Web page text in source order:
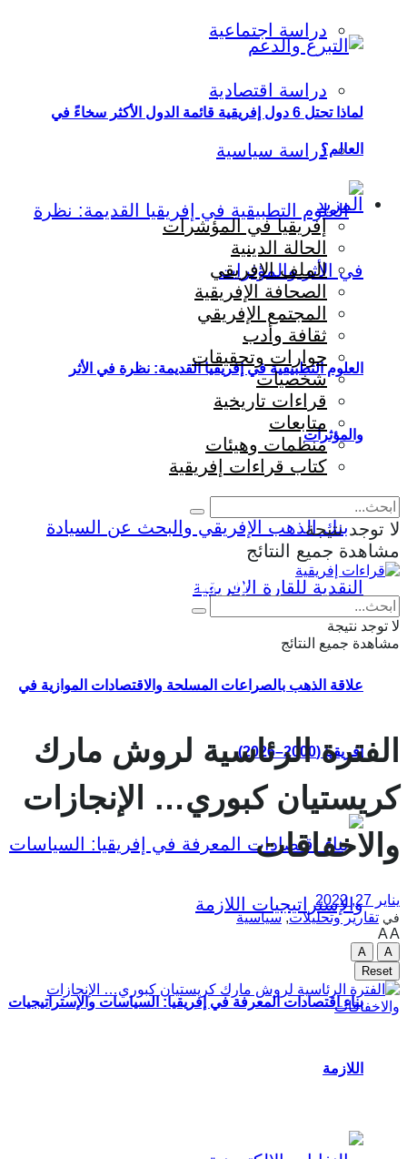
دراسة اجتماعية
دراسة اقتصادية
دراسة سياسية
العلوم التطبيقية في إفريقيا القديمة: نظرة في الأثر
والمؤثرات
علاقة الذهب بالصراعات المسلحة والاقتصادات الموازية في
إفريقيا (2000–2026)
بناء اقتصادات المعرفة في إفريقيا: السياسات والإستراتيجيات
اللازمة
لماذا تحتل 6 دول إفريقية قائمة الدول الأكثر سخاءً في
العالم؟
المزيد
إفريقيا في المؤشرات
الحالة الدينية
الملف الإفريقي
الصحافة الإفريقية
المجتمع الإفريقي
ثقافة وأدب
حوارات وتحقيقات
شخصيات
قراءات تاريخية
متابعات
منظمات وهيئات
كتاب قراءات إفريقية
لا توجد نتيجة
مشاهدة جميع النتائج
Eng Fr
لا توجد نتيجة
مشاهدة جميع النتائج
الفترة الرئاسية لروش مارك
كريستيان كبوري… الإنجازات
والاخفاقات
يناير 27, 2022
في تقارير وتحليلات,سياسية
AA
A
A
Reset